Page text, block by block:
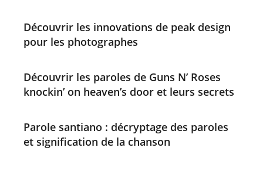
Découvrir les innovations de peak design
pour les photographes
Découvrir les paroles de Guns N’ Roses
knockin’ on heaven’s door et leurs secrets
Parole santiano : décryptage des paroles
et signification de la chanson